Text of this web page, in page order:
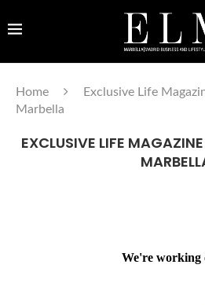
Home
Exclusive Life
Marbella
EXCLUSIVE LIFE